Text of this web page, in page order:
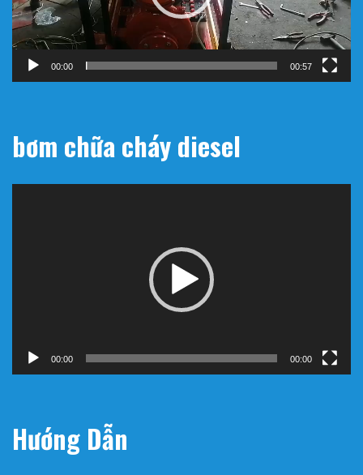
00:00 00:57
bơm chữa cháy diesel
00:00 00:00
Hướng Dẫn